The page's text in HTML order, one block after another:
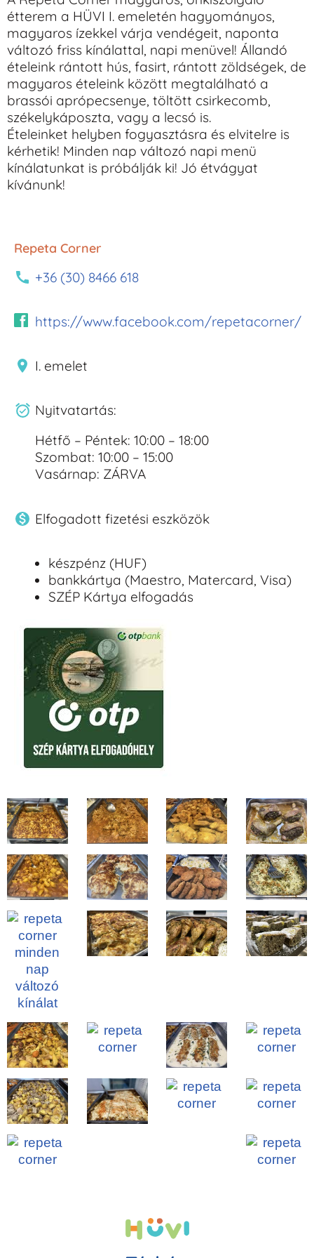
étterem a HÜVI I. emeletén hagyományos,
magyaros ízekkel várja vendégeit, naponta
változó friss kínálattal, napi menüvel! Állandó
ételeink rántott hús, fasirt, rántott zöldségek, de
magyaros ételeink között megtalálható a
brassói aprópecsenye, töltött csirkecomb,
székelykáposzta, vagy a lecsó is.
Ételeinket helyben fogyasztásra és elvitelre is
kérhetik! Minden nap változó napi menü
kínálatunkat is próbálják ki! Jó étvágyat
kívánunk!
Repeta Corner
+36 (30) 8466 618
https://www.facebook.com/repetacorner/
I. emelet
Nyitvatartás:
Hétfő – Péntek: 10:00 – 18:00
Szombat: 10:00 – 15:00
Vasárnap: ZÁRVA
Elfogadott fizetési eszközök
készpénz (HUF)
bankkártya (Maestro, Matercard, Visa)
SZÉP Kártya elfogadás